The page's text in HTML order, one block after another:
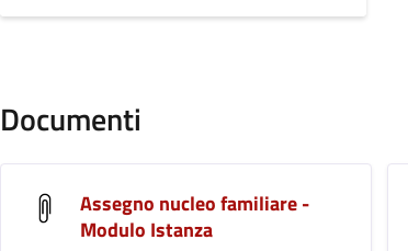
Documenti
Assegno nucleo familiare -
Modulo Istanza